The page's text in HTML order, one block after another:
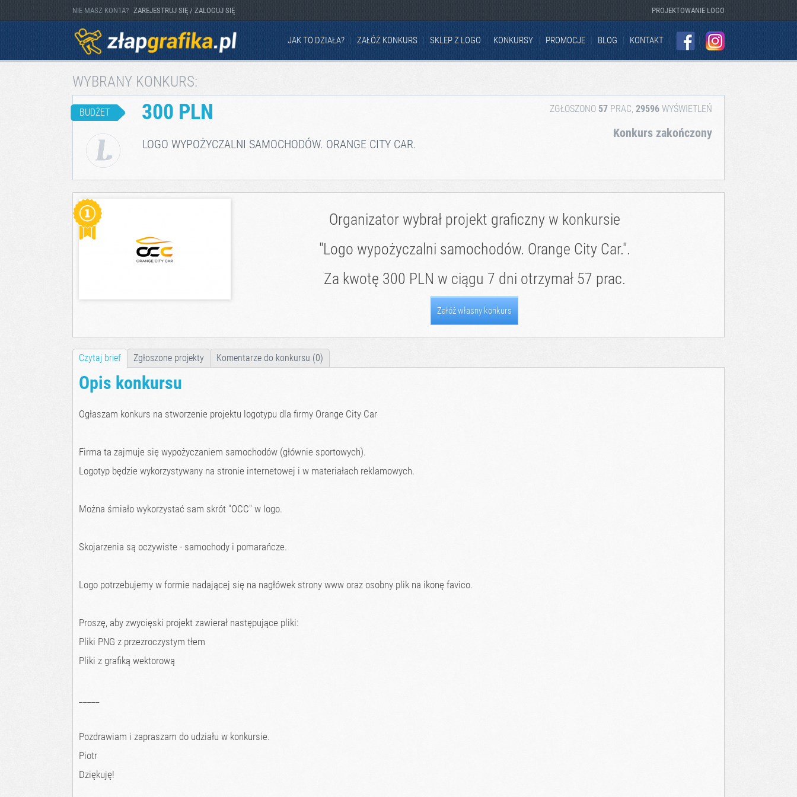
PROJEKTOWANIE LOGO
NIE MASZ KONTA? ZAREJESTRUJ SIĘ / ZALOGUJ SIĘ
JAK TO DZIAŁA? ZAŁÓŻ KONKURS SKLEP Z LOGO KONKURSY PROMOCJE BLOG
KONTAKT
INSTAGRAM
WYBRANY KONKURS:
BUDŻET 300 PLN ZGŁOSZONO 57 PRAC, 29596 WYŚWIETLEŃ
LOGO WYPOŻYCZALNI SAMOCHODÓW. ORANGE CITY CAR.
Konkurs zakończony
Organizator wybrał projekt graficzny w konkursie
"Logo wypożyczalni samochodów. Orange City Car.".
Za kwotę 300 PLN w ciągu 7 dni otrzymał 57 prac.
Załóż własny konkurs
Czytaj brief Zgłoszone projekty Komentarze do konkursu (0)
Opis konkursu
Ogłaszam konkurs na stworzenie projektu logotypu dla firmy Orange City Car
Firma ta zajmuje się wypożyczaniem samochodów (głównie sportowych).
Logotyp będzie wykorzystywany na stronie internetowej i w materiałach reklamowych.
Można śmiało wykorzystać sam skrót "OCC" w logo.
Skojarzenia są oczywiste - samochody i pomarańcze.
Logo potrzebujemy w formie nadającej się na nagłówek strony www oraz osobny plik na ikonę favico.
Proszę, aby zwycięski projekt zawierał następujące pliki:
Pliki PNG z przezroczystym tłem
Pliki z grafiką wektorową
Pozdrawiam i zapraszam do udziału w konkursie.
Piotr
Dziękuję!